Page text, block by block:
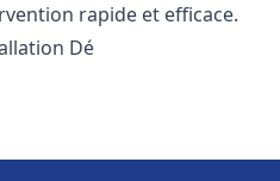
rapide et efficace.
Dé